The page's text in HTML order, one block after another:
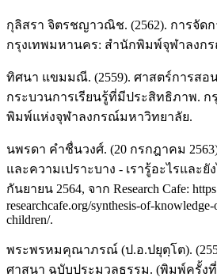
กุลิสรา จิตรชญาวณิช. (2562). การจัดก
กรุงเทพมหานคร: สำนักพิมพ์จุฬาลงก
ทิศนา แขมมณี. (2559). ศาสตร์การสอ
กระบวนการเรียนรู้ที่มีประสิทธิภาพ. ก
พิมพ์แห่งจุฬาลงกรณ์มหาวิทยาลัย.
นพรดา คำชื่นวงศ์. (20 กรกฎาคม
และความเปราะบาง - เรารู้อะไรและยั
กันยายน 2564, จาก Research Cafe:
researchcafe.org/synthesis-of-
children/.
พระพรหมคุณาภรณ์ (ป.อ.ปยุตฺโต).
ศาสนา ฉบับประมวลธรรม. (พิมพ์ครั้งที่